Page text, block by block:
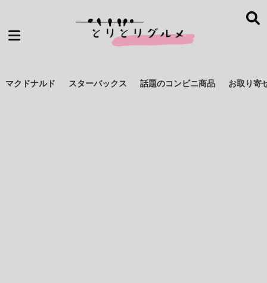
マクドナルド スターバックス 話題のコンビニ商品 お取り寄